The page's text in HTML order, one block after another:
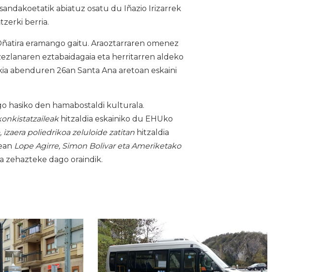
abiatuz osatu du Iñazio Irizarrek
berria.
eramango gaitu. Araoztarraren omenez
eztabaidagaia eta herritarren aldeko
abenduren 26an Santa Ana aretoan eskaini
hasiko den hamabostaldi kulturala.
hitzaldia eskainiko du EHUko
izaera poliedrikoa zeluloide zatitan hitzaldia
Lope Agirre, Simon Bolivar eta Ameriketako
zehazteke dago oraindik.